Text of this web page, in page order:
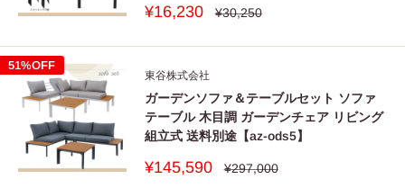
販
価
¥16,230
通
格
¥30,250
51%OFF
東谷株式会社
ガーデンソファ＆テーブルセット ソファ
テーブル 木目調 ガーデンチェア リビング
組立式 送料別途【az-ods5】
販
¥145,590
通
¥297,000